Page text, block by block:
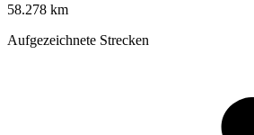
58.278 km
Aufgezeichnete Strecken